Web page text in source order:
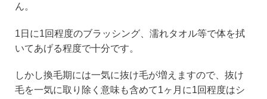
ん。
1日に1回程度のブラッシング、濡れタオル等で体を拭
いてあげる程度で十分です。
しかし換毛期には一気に抜け毛が増えますので、抜け
毛を一気に取り除く意味も含めて1ヶ月に1回程度はシ